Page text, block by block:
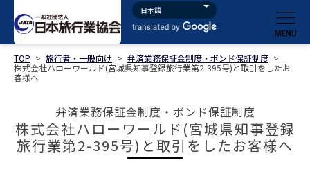
TOP > 旅行者・一般向け > 弁済業務保証金制度・ボンド保証制度 >
株式会社ハローワールド(宮城県知事登録旅行業第2-395号)と取引をしたお
客様へ
弁済業務保証金制度・ボンド保証制度
株式会社ハローワールド(宮城県知事登録
旅行業第2-395号)と取引をしたお客様へ